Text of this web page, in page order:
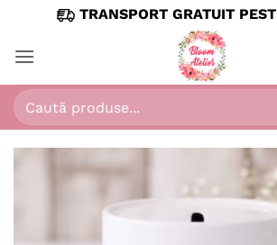
content
TRANSPORT GRATUIT
Caută
după: